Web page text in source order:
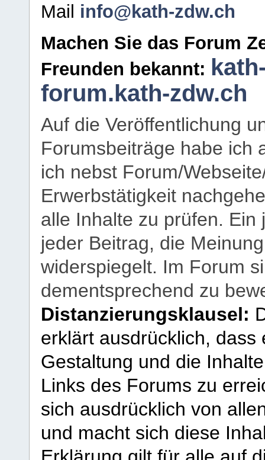
Mail info@kath-zdw.ch
Machen Sie das Forum
Freunden bekannt:
forum.kath-zdw.ch
Auf die Veröffentlichung
Forumsbeiträge habe ich
ich nebst Forum/
Erwerbstätigkeit
alle Inhalte zu prüfen.
jeder Beitrag, die
widerspiegelt. Im Forum
dementsprechend zu
Distanzierungsklausel:
erklärt ausdrücklich,
Gestaltung und die
Links des Forums zu
sich ausdrücklich von
und macht sich diese